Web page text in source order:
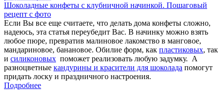
Шоколадные конфеты с клубничной начинкой. Пошаговый
рецепт с фото
Если Вы все еще считаете, что делать дома конфеты сложно,
надеюсь, эта статья переубедит Вас. В начинку можно взять
любое пюре, превратив малиновое лакомство в манговое,
мандариновое, банановое. Обилие форм, как пластиковых, так
и силиконовых поможет реализовать любую задумку. А
разноцветные кандурины и красители для шоколада помогут
придать лоску и праздничного настроения.
Подробнее